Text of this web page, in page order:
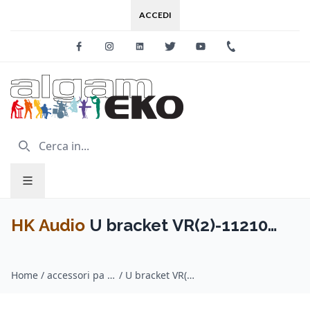
ACCEDI
FacebookInstagramLinkedinTwitter Youtube
HK Audio U bracket VR(2)-11210
Home / accessori pa system / HK Audio / U bracket VR(2)-11210 bianco/colore custom